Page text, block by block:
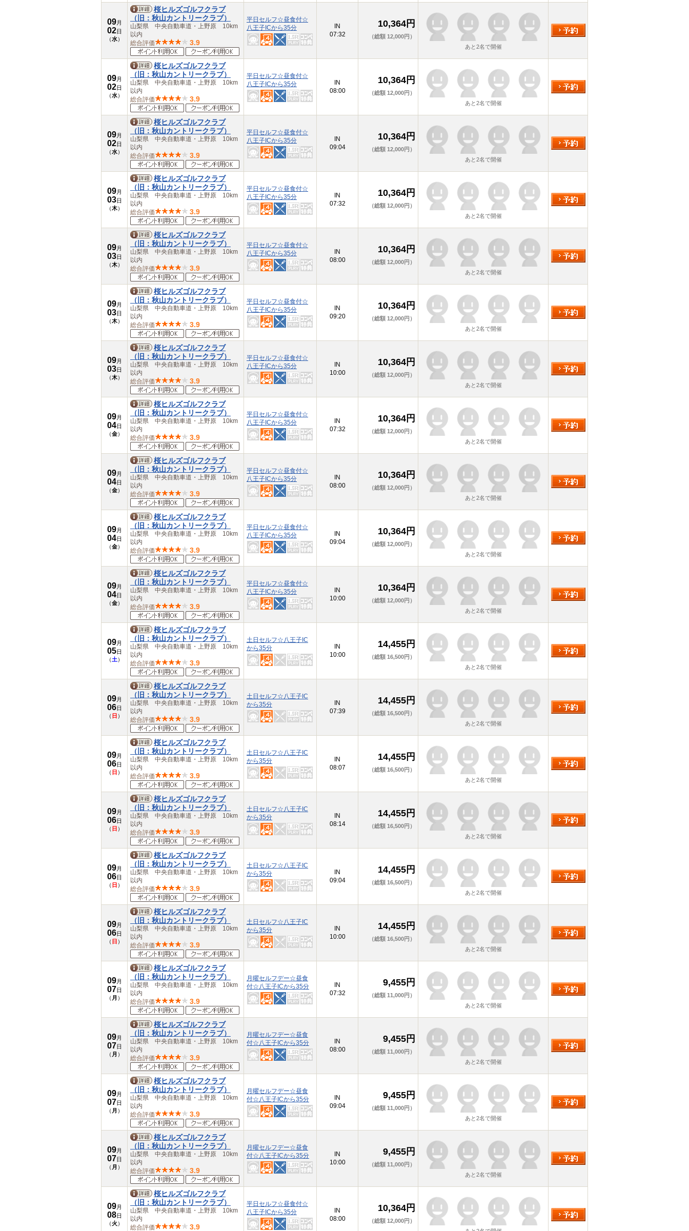
徳島県
香川県
愛媛県
高知県
九州・沖縄
福岡県
佐賀県
長崎県
熊本県
大分県
宮崎県
鹿児島県
沖縄県
09月
02日
（水）
桜ヒルズゴルフクラブ
（旧：秋山カントリークラブ）
山梨県 中央自動車道・上野原 10km
以内
総合評価
3.9
平日セルフ☆昼食付☆
八王子ICから35分
IN
07:32
10,364円
（総額 12,000円）
あと2名で開催
09月
02日
（水）
桜ヒルズゴルフクラブ
（旧：秋山カントリークラブ）
山梨県 中央自動車道・上野原 10km
以内
総合評価
3.9
平日セルフ☆昼食付☆
八王子ICから35分
IN
08:00
10,364円
（総額 12,000円）
あと2名で開催
09月
02日
（水）
桜ヒルズゴルフクラブ
（旧：秋山カントリークラブ）
山梨県 中央自動車道・上野原 10km
以内
総合評価
3.9
平日セルフ☆昼食付☆
八王子ICから35分
IN
09:04
10,364円
（総額 12,000円）
あと2名で開催
09月
03日
（木）
桜ヒルズゴルフクラブ
（旧：秋山カントリークラブ）
山梨県 中央自動車道・上野原 10km
以内
総合評価
3.9
平日セルフ☆昼食付☆
八王子ICから35分
IN
07:32
10,364円
（総額 12,000円）
あと2名で開催
09月
03日
（木）
桜ヒルズゴルフクラブ
（旧：秋山カントリークラブ）
山梨県 中央自動車道・上野原 10km
以内
総合評価
3.9
平日セルフ☆昼食付☆
八王子ICから35分
IN
08:00
10,364円
（総額 12,000円）
あと2名で開催
09月
03日
（木）
桜ヒルズゴルフクラブ
（旧：秋山カントリークラブ）
山梨県 中央自動車道・上野原 10km
以内
総合評価
3.9
平日セルフ☆昼食付☆
八王子ICから35分
IN
09:20
10,364円
（総額 12,000円）
あと2名で開催
09月
03日
（木）
桜ヒルズゴルフクラブ
（旧：秋山カントリークラブ）
山梨県 中央自動車道・上野原 10km
以内
総合評価
3.9
平日セルフ☆昼食付☆
八王子ICから35分
IN
10:00
10,364円
（総額 12,000円）
あと2名で開催
09月
04日
（金）
桜ヒルズゴルフクラブ
（旧：秋山カントリークラブ）
山梨県 中央自動車道・上野原 10km
以内
総合評価
3.9
平日セルフ☆昼食付☆
八王子ICから35分
IN
07:32
10,364円
（総額 12,000円）
あと2名で開催
09月
04日
（金）
桜ヒルズゴルフクラブ
（旧：秋山カントリークラブ）
山梨県 中央自動車道・上野原 10km
以内
総合評価
3.9
平日セルフ☆昼食付☆
八王子ICから35分
IN
08:00
10,364円
（総額 12,000円）
あと2名で開催
09月
04日
（金）
桜ヒルズゴルフクラブ
（旧：秋山カントリークラブ）
山梨県 中央自動車道・上野原 10km
以内
総合評価
3.9
平日セルフ☆昼食付☆
八王子ICから35分
IN
09:04
10,364円
（総額 12,000円）
あと2名で開催
09月
04日
（金）
桜ヒルズゴルフクラブ
（旧：秋山カントリークラブ）
山梨県 中央自動車道・上野原 10km
以内
総合評価
3.9
平日セルフ☆昼食付☆
八王子ICから35分
IN
10:00
10,364円
（総額 12,000円）
あと2名で開催
09月
05日
（土）
桜ヒルズゴルフクラブ
（旧：秋山カントリークラブ）
山梨県 中央自動車道・上野原 10km
以内
総合評価
3.9
土日セルフ☆八王子IC
から35分
IN
10:00
14,455円
（総額 16,500円）
あと2名で開催
09月
06日
（ 日 ）
桜ヒルズゴルフクラブ
（旧：秋山カントリークラブ）
山梨県 中央自動車道・上野原 10km
以内
総合評価
3.9
土日セルフ☆八王子IC
から35分
IN
07:39
14,455円
（総額 16,500円）
あと2名で開催
09月
06日
（ 日）
桜ヒルズゴルフクラブ
（旧：秋山カントリークラブ）
山梨県 中央自動車道・上野原 10km
以内
総合評価
3.9
土日セルフ☆八王子IC
から35分
IN
08:07
14,455円
（総額 16,500円）
あと2名で開催
09月
06日
（ 日 ）
桜ヒルズゴルフクラブ
（旧：秋山カントリークラブ）
山梨県 中央自動車道・上野原 10km
以内
総合評価
3.9
土日セルフ☆八王子IC
から35分
IN
08:14
14,455円
（総額 16,500円）
あと2名で開催
09月
06日
（ 日）
桜ヒルズゴルフクラブ
（旧：秋山カントリークラブ）
山梨県 中央自動車道・上野原 10km
以内
総合評価
3.9
土日セルフ☆八王子IC
から35分
IN
09:04
14,455円
（総額 16,500円）
あと2名で開催
09月
06日
（ 日 ）
桜ヒルズゴルフクラブ
（旧：秋山カントリークラブ）
山梨県 中央自動車道・上野原 10km
以内
総合評価
3.9
土日セルフ☆八王子IC
から35分
IN
10:00
14,455円
（総額 16,500円）
あと2名で開催
09月
07日
（ 月 ）
桜ヒルズゴルフクラブ
（旧：秋山カントリークラブ）
山梨県 中央自動車道・上野原 10km
以内
総合評価
3.9
月曜セルフデー☆昼食
付☆八王子ICから35分
IN
07:32
9,455円
（総額 11,000円）
あと2名で開催
09月
07日
（ 月 ）
桜ヒルズゴルフクラブ
（旧：秋山カントリークラブ）
山梨県 中央自動車道・上野原 10km
以内
総合評価
3.9
月曜セルフデー☆昼食
付☆八王子ICから35分
IN
08:00
9,455円
（総額 11,000円）
あと2名で開催
09月
07日
（ 月 ）
桜ヒルズゴルフクラブ
（旧：秋山カントリークラブ）
山梨県 中央自動車道・上野原 10km
以内
総合評価
3.9
月曜セルフデー☆昼食
付☆八王子ICから35分
IN
09:04
9,455円
（総額 11,000円）
あと2名で開催
09月
07日
（ 月 ）
桜ヒルズゴルフクラブ
（旧：秋山カントリークラブ）
山梨県 中央自動車道・上野原 10km
以内
総合評価
3.9
月曜セルフデー☆昼食
付☆八王子ICから35分
IN
10:00
9,455円
（総額 11,000円）
あと2名で開催
09月
08日
（火）
桜ヒルズゴルフクラブ
（旧：秋山カントリークラブ）
山梨県 中央自動車道・上野原 10km
以内
総合評価
3.9
平日セルフ☆昼食付☆
八王子ICから35分
IN
08:00
10,364円
（総額 12,000円）